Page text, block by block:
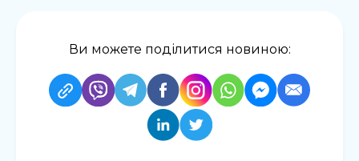
Ви можете поділитися новиною: